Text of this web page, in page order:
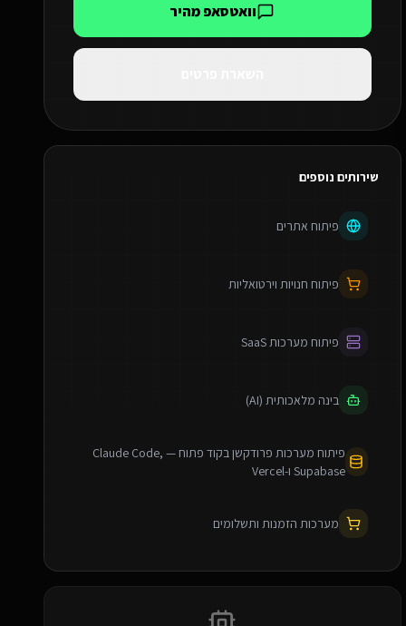
וואטסאפ מהיר
שירותים נוספים
פיתוח אתרים
פיתוח חנויות וירטואליות
פיתוח מערכות SaaS
בינה מלאכותית (AI)
פיתוח מערכות פרודקשן בקוד פתוח — Claude Code,
Supabase ו-Vercel
מערכות הזמנות ותשלומים